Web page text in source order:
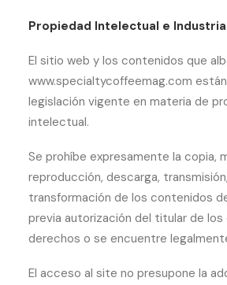
Propiedad Intelectual e
El sitio web y los contenidos que
www.specialtycoffeemag.com
legislación vigente en materia de
intelectual.
Se prohíbe expresamente la copia,
reproducción, descarga,
transformación de los contenidos
previa autorización del titular de
derechos o se encuentre
El acceso al site no presupone la